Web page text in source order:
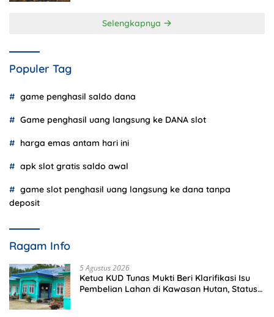
Selengkapnya
Populer Tag
game penghasil saldo dana
Game penghasil uang langsung ke DANA slot
harga emas antam hari ini
apk slot gratis saldo awal
game slot penghasil uang langsung ke dana tanpa
deposit
Ragam Info
5 Agustus 2026
Ketua KUD Tunas Mukti Beri Klarifikasi Isu
Pembelian Lahan di Kawasan Hutan, Status